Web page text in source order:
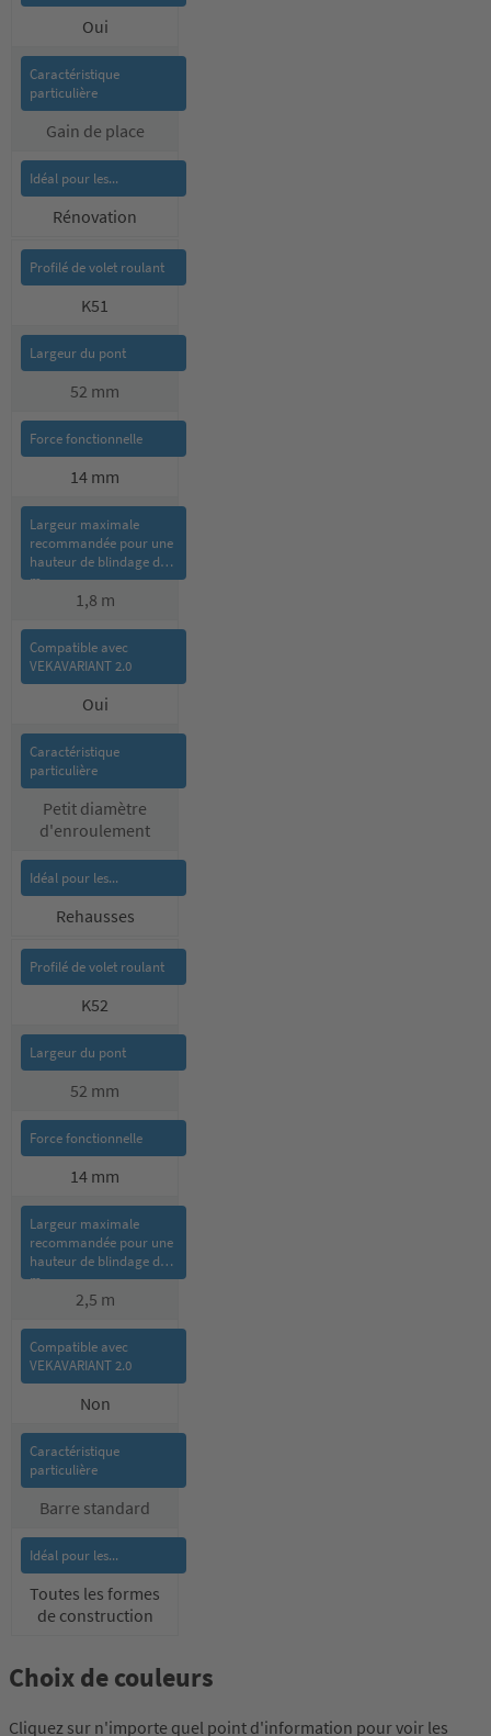
Oui
Gain de place
Rénovation
K51
52 mm
14 mm
1,8 m
Oui
Petit diamètre
d'enroulement
Rehausses
K52
52 mm
14 mm
2,5 m
Non
Barre standard
Toutes les formes
de construction
Choix de couleurs
Cliquez sur n'importe quel point d'information pour voir les